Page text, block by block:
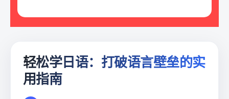
轻松学日语：打破语言壁垒的实
用指南